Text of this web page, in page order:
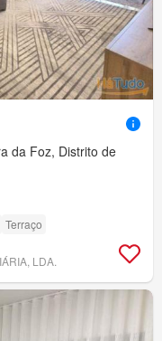
da Foz, Distrito de
Terraço
LDA.